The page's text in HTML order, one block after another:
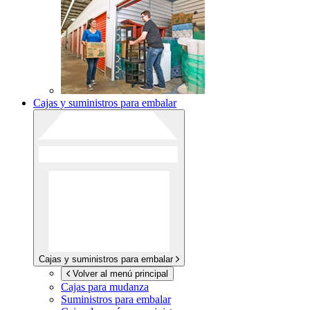
Cajas y suministros para embalar
Cajas y suministros para embalar
Volver al menú principal
Cajas para mudanza
Suministros para embalar